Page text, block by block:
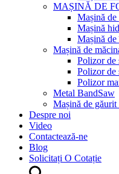
MAȘINĂ DE
Mașină de
Mașină
Mașină
Mașină de
Polizor de
Polizor de
Polizor
Metal BandSaw
Mașină de găurit
Despre noi
Video
Contactează-ne
Blog
Solicitați O Cotație